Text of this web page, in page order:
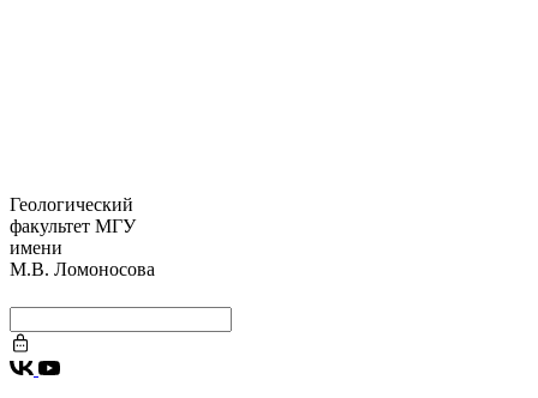
Геологический
факультет МГУ
имени
М.В. Ломоносова